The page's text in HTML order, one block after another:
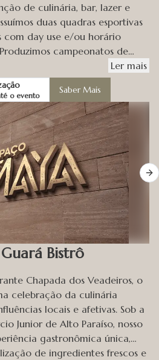
de culinária, bar, lazer e
duas quadras esportivas
com day use e/ou horário
campeonatos de
por mês em nosso local.
Ler mais
o evento
Saber Mais
Bistrô
Chapada dos Veadeiros, o
celebração da culinária
locais e afetivas. Sob a
Junior de Alto Paraíso, nosso
gastronômica única,
de ingredientes frescos e